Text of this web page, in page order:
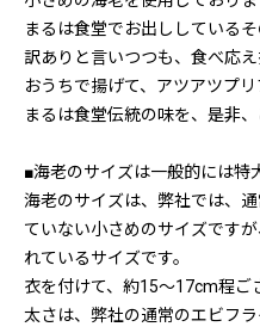
まるは食堂でお出ししている
訳ありと言いつつも、食べ応え
おうちで揚げて、アツアツプリ
まるは食堂伝統の味を、是非、
■海老のサイズは一般的には特
海老のサイズは、弊社では、
ていない小さめのサイズです
れているサイズです。
衣を付けて、約15～17cm程ご
太さは、弊社の通常のエビフ